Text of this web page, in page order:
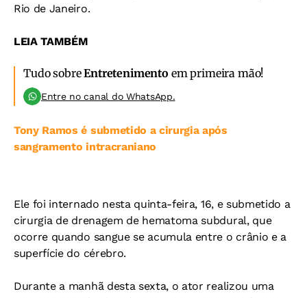
Rio de Janeiro.
LEIA TAMBÉM
Tudo sobreEntretenimento em primeira mão!
Entre no canal do WhatsApp.
Tony Ramos é submetido a cirurgia após
sangramento intracraniano
Ele foi internado nesta quinta-feira, 16, e submetido a
cirurgia de drenagem de hematoma subdural, que
ocorre quando sangue se acumula entre o crânio e a
superfície do cérebro.
Durante a manhã desta sexta, o ator realizou uma